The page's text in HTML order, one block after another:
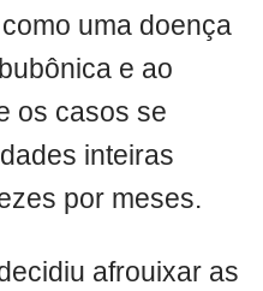
uma doença
e ao
os casos se
inteiras
por meses.
afrouixar as